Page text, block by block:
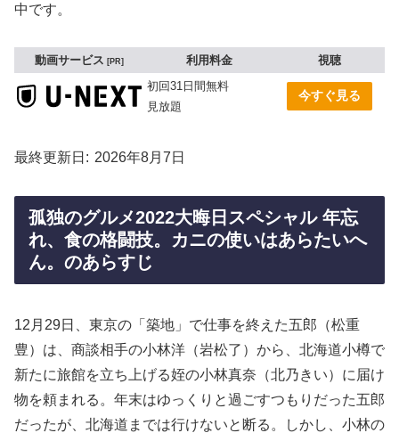
中です。
動画サービス PR 利用料金
視聴
初回31日間無料
見放題
今すぐ見る
最終更新日 2026年8月7日
孤独のグルメ2022大晦日スペシャル 年忘
れ、食の格闘技。カニの使いはあらたいへ
ん。のあらすじ
12月29日、東京の「築地」で仕事を終えた五郎（松重
豊）は、商談相手の小林洋（岩松了）から、北海道小樽で
新たに旅館を立ち上げる姪の小林真奈（北乃きい）に届け
物を頼まれる。年末はゆっくりと過ごすつもりだった五郎
だったが、北海道までは行けないと断る。しかし、小林の